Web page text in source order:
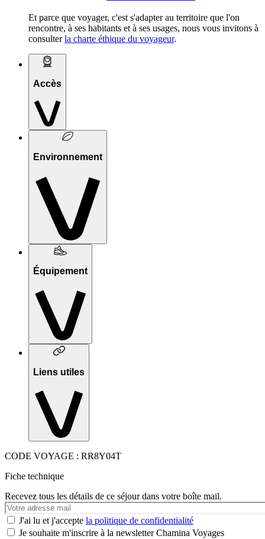
Et parce que voyager, c'est s'adapter au territoire que l'on
rencontre, à ses habitants et à ses usages, nous vous invitons à
consulterla charte éthique du voyageur.
Accès
Environnement
Équipement
Liens utiles
CODE VOYAGE : RR8Y04T
Fiche technique
Recevez tous les détails de ce séjour dans votre boîte mail.
Votre
e-
mail
J'ai lu et j'accepte la politique de confidentialité
Je souhaite m'inscrire à la newsletter Chamina Voyages